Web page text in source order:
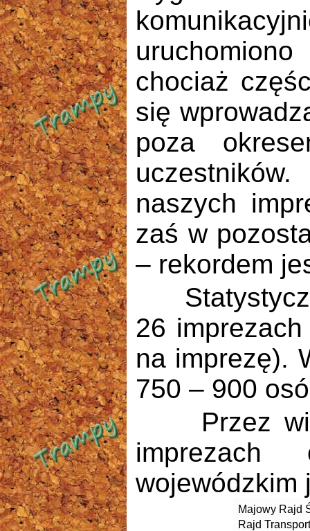
chociaż
się
poza
naszych
zaś w
– rekordem
26
na imprezę).
750 – 900
Przez
imprezach
wojewódzkim
Majowy Rajd
Rajd